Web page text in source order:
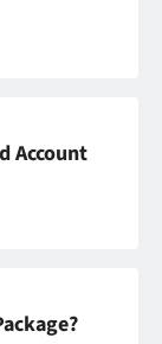
Account